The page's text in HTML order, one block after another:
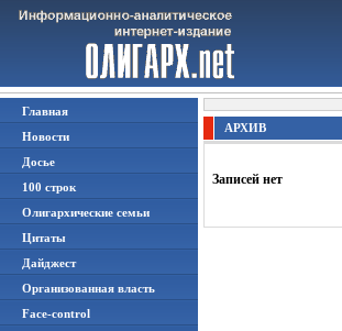
Главная
Новости
Досье
100 строк
Олигархические семьи
Цитаты
Дайджест
Организованная власть
Face-control
АРХИВ
Записей нет